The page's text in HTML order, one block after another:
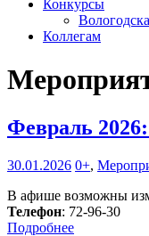
Конкурсы
Коллегам
Февраль
30.01.2026 0+,
В афише возможны
Телефон: 72-96-30
Подробнее